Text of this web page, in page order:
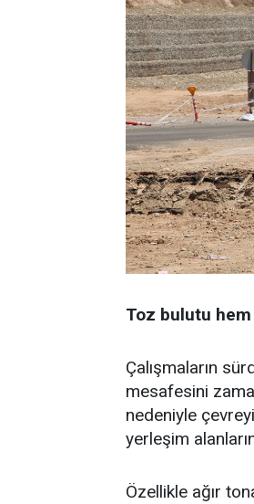
Toz bulutu
Çalışmaların
mesafesini
nedeniyle
yerleşim
Özellikle ağır